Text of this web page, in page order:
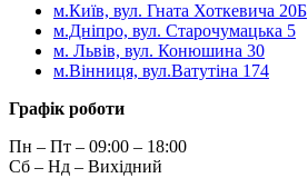
м.Київ, вул. Гната Хоткевича 20Б
м.Дніпро, вул. Старочумацька 5
м. Львів, вул. Конюшина 30
м.Вінниця, вул.Ватутіна 174
Графік роботи
Пн – Пт – 09:00 – 18:00
Сб – Нд – Вихідний